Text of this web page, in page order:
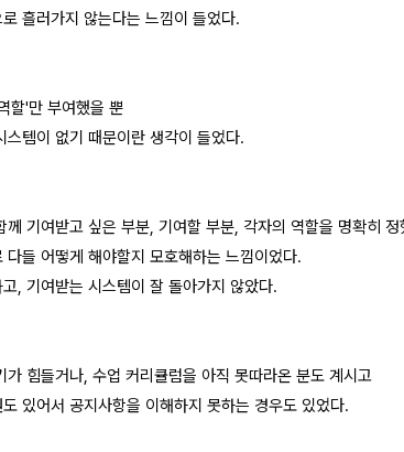
흘러가지 않는다는 느낌이 들었다.
할'만 부여했을 뿐
스템이 없기 때문이란 생각이 들었다.
께 기여받고 싶은 부분, 기여할 부분, 각자의 역할을 명확히 정
다들 어떻게 해야할지 모호해하는 느낌이었다.
, 기여받는 시스템이 잘 돌아가지 않았다.
가 힘들거나, 수업 커리큘럼을 아직 못따라온 분도 계시고
있어서 공지사항을 이해하지 못하는 경우도 있었다.